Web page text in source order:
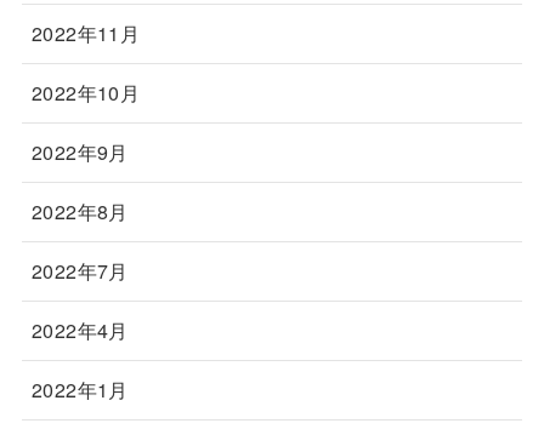
2022年11月
2022年10月
2022年9月
2022年8月
2022年7月
2022年4月
2022年1月